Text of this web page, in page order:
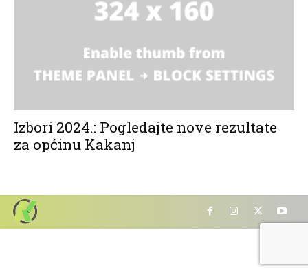
Izbori 2024.: Pogledajte nove rezultate
za općinu Kakanj